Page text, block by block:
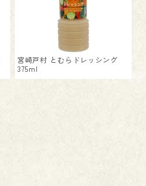
宮崎戸村 とむらドレッシング
375ml